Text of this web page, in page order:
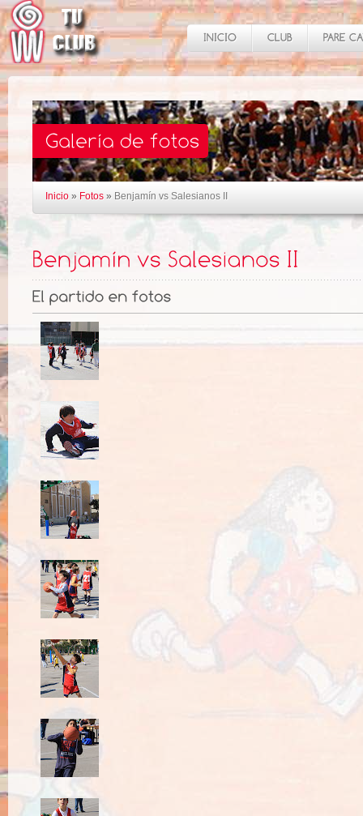
Inicio » Fotos » Benjamín vs Salesianos II